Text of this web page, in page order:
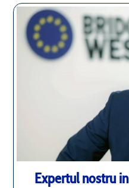
Expertul nostru